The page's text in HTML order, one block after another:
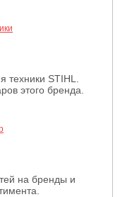
техники STIHL.
этого бренда.
на бренды и